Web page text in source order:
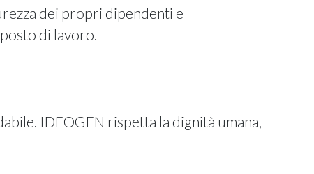
dei propri dipendenti e
di lavoro.
IDEOGEN rispetta la dignità umana,